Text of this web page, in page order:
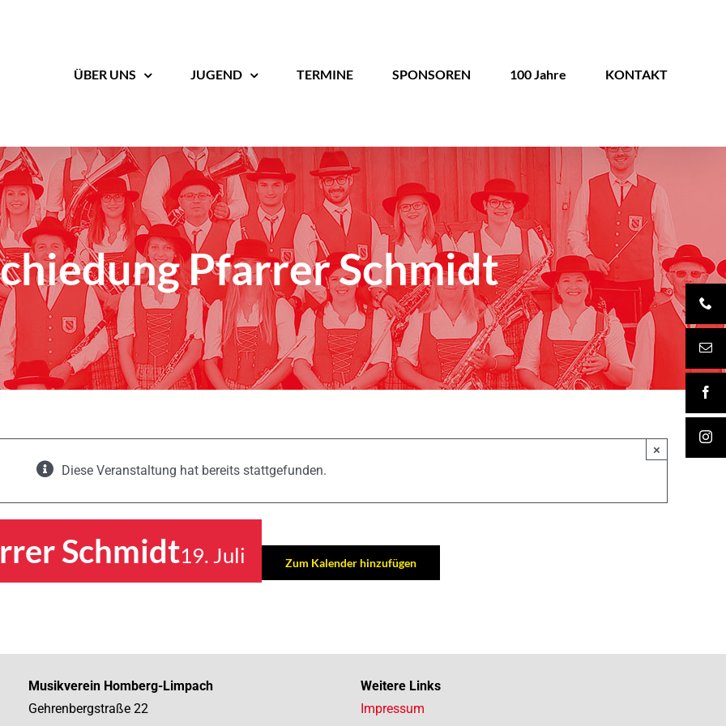
ÜBER UNS
JUGEND TERMINE SPONSOREN 100 Jahre KONTAKT
Pfarrer Schmidt
Diese Veranstaltung hat bereits stattgefunden.
×
Schmidt19. Juli Zum Kalender hinzufügen
Musikverein Homberg-Limpach
Gehrenbergstraße 22
Weitere Links
Impressum